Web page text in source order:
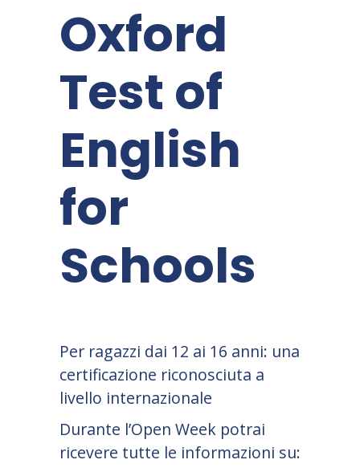
Oxford
Test of
English
for
Schools
Per ragazzi dai 12 ai 16 anni: una
certificazione riconosciuta a
livello internazionale
Durante l’Open Week potrai
ricevere tutte le informazioni su: